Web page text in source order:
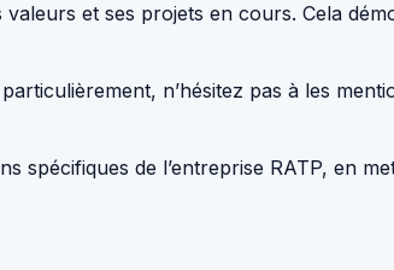
et ses projets en cours. Cela
n’hésitez pas à les
de l’entreprise RATP, en